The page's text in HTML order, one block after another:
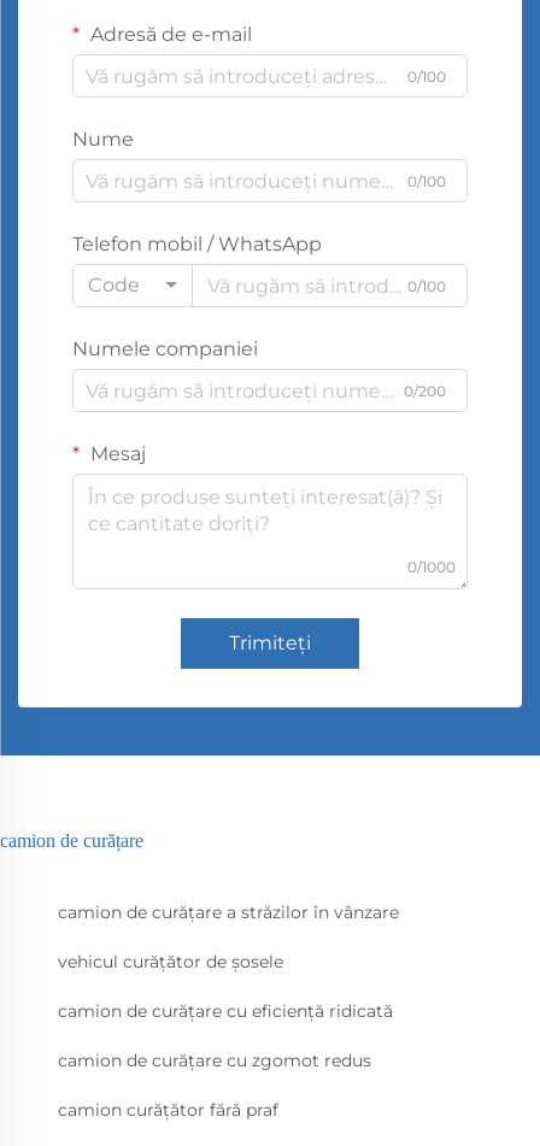
Adresă de e-mail
0/100
Nume
0/100
Telefon mobil / WhatsApp
Code
0/100
Numele companiei
0/200
Mesaj
0/1000
Trimiteți
camion de curățare
camion de curățare a străzilor în vânzare
vehicul curățător de șosele
camion de curățare cu eficiență ridicată
camion de curățare cu zgomot redus
camion curățător fără praf